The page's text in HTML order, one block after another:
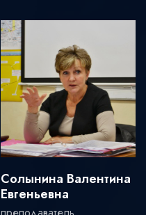
Солынина Валентина
Евгеньевна